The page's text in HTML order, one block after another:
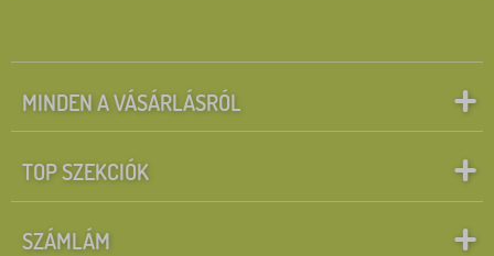
MINDEN A VÁSÁRLÁSRÓL
TOP SZEKCIÓK
SZÁMLÁM